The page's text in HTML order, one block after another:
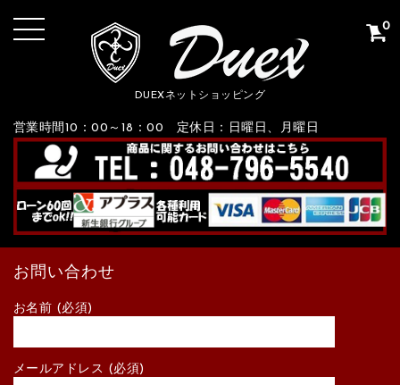
DUEXネットショッピング
営業時間10：00～18：00 定休日：日曜日、月曜日
0
お問い合わせ
お名前 (必須)
メールアドレス (必須)